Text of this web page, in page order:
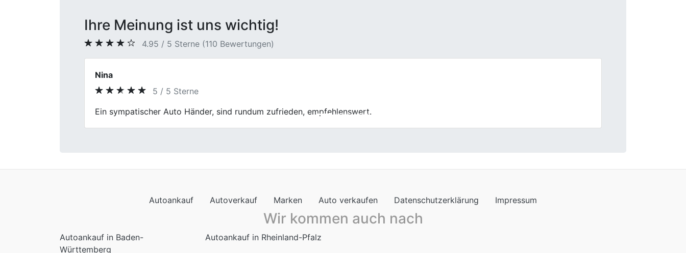
Ihre Meinung ist uns wichtig!
4.95 / 5 Sterne (110 Bewertungen)
Sandra M.
5 / 5 Sterne
Auto verkaufen ist nicht mein Lieblingsthema, hier war es aber erstaunlich entspannt. Klare Abläufe und freundlicher Umgang.
Autoankauf Autoverkauf Marken Auto verkaufen Datenschutzerklärung Impressum
Wir kommen auch nach
Autoankauf in Baden-
Württemberg
Autoankauf in Rheinland-Pfalz